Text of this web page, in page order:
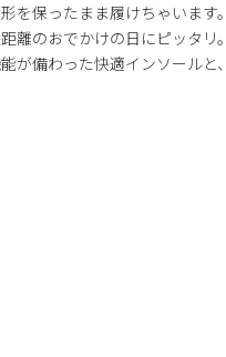
を保ったまま履けちゃいます。
離のおでかけの日にピッタリ。
が備わった快適インソール